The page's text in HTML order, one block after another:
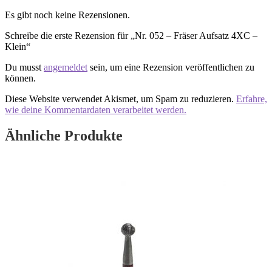
Es gibt noch keine Rezensionen.
Schreibe die erste Rezension für „Nr. 052 – Fräser Aufsatz 4XC –
Klein“
Du musst angemeldet sein, um eine Rezension veröffentlichen zu
können.
Diese Website verwendet Akismet, um Spam zu reduzieren. Erfahre,
wie deine Kommentardaten verarbeitet werden.
Ähnliche Produkte